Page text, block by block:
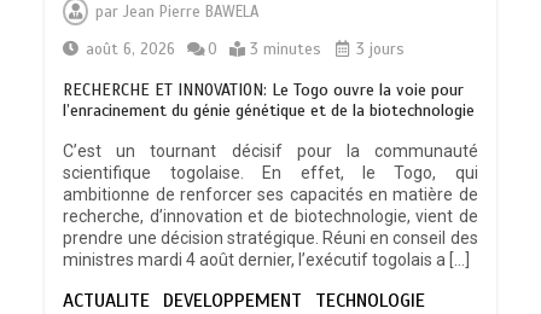
parJean Pierre BAWELA
août 6, 2026
0 3 minutes 3 jours
RECHERCHE ET INNOVATION: Le Togo ouvre la voie pour
l’enracinement du génie génétique et de la biotechnologie
C’est un tournant décisif pour la communauté
scientifique togolaise. En effet, le Togo, qui
ambitionne de renforcer ses capacités en matière de
recherche, d’innovation et de biotechnologie, vient de
prendre une décision stratégique. Réuni en conseil des
ministres mardi 4 août dernier, l’exécutif togolais a […]
ACTUALITE DEVELOPPEMENT TECHNOLOGIE